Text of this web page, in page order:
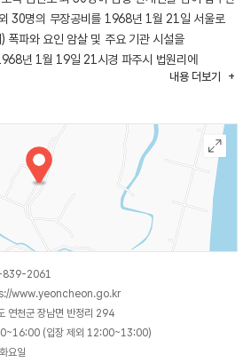
30명의 무장공비를 1968년 1월 21일 서울로
폭파와 요인 암살 및 주요 기관 시설을
년 1월 19일 21시경 파주시 법원리에
군·경 합동으로 무장공비 소탕작전이 1968년 1월
피해도 적지 않았다.
시 이곳에 주둔한 미군 제2사단 방책선
과 철조망을 뚫고 침투한 무장공비의 모형물을
부대에서는 1999년 10월 1일자로 민통선 북방
여 사전 신청에 의한 견학이 가능하다.
내용 더보기
839-2061
www.yeoncheon.go.kr
연천군 장남면 반정리 294
(입장 제외 12:00~13:00)
요일